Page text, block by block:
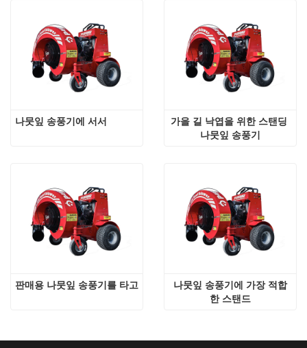
나뭇잎 송풍기에 서서
가을 길 낙엽을 위한 스탠딩
나뭇잎 송풍기
판매용 나뭇잎 송풍기를 타고
나뭇잎 송풍기에 가장 적합
한 스탠드